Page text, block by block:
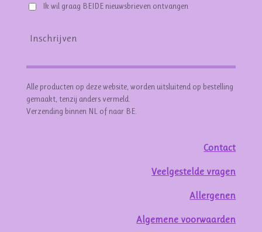
Ik wil graag BEIDE nieuwsbrieven ontvangen
Inschrijven
Alle producten op deze website, worden uitsluitend op bestelling
gemaakt, tenzij anders vermeld.
Verzending binnen NL of naar BE.
Contact
Veelgestelde vragen
Allergenen
Algemene voorwaarden